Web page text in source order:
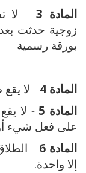
المادة 3
– لا
زوجية حدثت بعد
بورقة رسمية.
المادة 4
- لا
المادة 5
- لا
على فعل شيء
المادة 6
-
إلا واحدة.